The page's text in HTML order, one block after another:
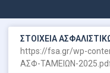
ΣΤΟΙΧΕΙΑ
https://fsa.gr/wp-
ΑΣΦ-ΤΑΜΕΙΩΝ-